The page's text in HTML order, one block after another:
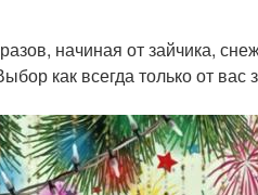
начиная от зайчика,
как всегда только от вас